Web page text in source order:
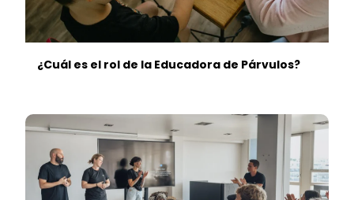
¿Cuál es el rol de la Educadora de Párvulos?